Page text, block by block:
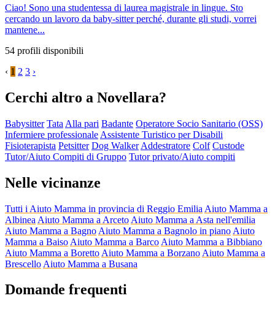
Ciao! Sono una studentessa di laurea magistrale in lingue. Sto
cercando un lavoro da baby-sitter perché, durante gli studi, vorrei
mantene...
54 profili disponibili
‹ 1 2 3 ›
Cerchi altro a Novellara?
Babysitter Tata Alla pari Badante Operatore Socio Sanitario (OSS)
Infermiere professionale Assistente Turistico per Disabili
Fisioterapista Petsitter Dog Walker Addestratore Colf Custode
Tutor/Aiuto Compiti di Gruppo Tutor privato/Aiuto compiti
Nelle vicinanze
Tutti i Aiuto Mamma in provincia di Reggio Emilia Aiuto Mamma a
Albinea Aiuto Mamma a Arceto Aiuto Mamma a Asta nell'emilia
Aiuto Mamma a Bagno Aiuto Mamma a Bagnolo in piano Aiuto
Mamma a Baiso Aiuto Mamma a Barco Aiuto Mamma a Bibbiano
Aiuto Mamma a Boretto Aiuto Mamma a Borzano Aiuto Mamma a
Brescello Aiuto Mamma a Busana
Domande frequenti